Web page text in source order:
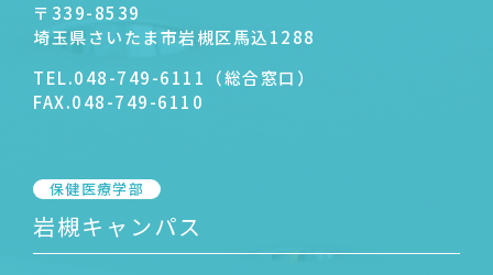
〒339-8539
埼玉県さいたま市岩槻区馬込1288
TEL.048-749-6111（総合窓口）
FAX.048-749-6110
保健医療学部
岩槻キャンパス